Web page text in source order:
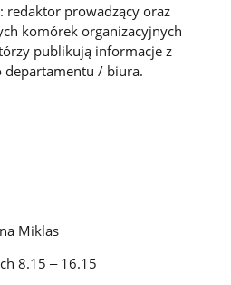
redaktor prowadzący oraz
komórek organizacyjnych
publikują informacje z
departamentu / biura.
Miklas
8.15 ‒ 16.15